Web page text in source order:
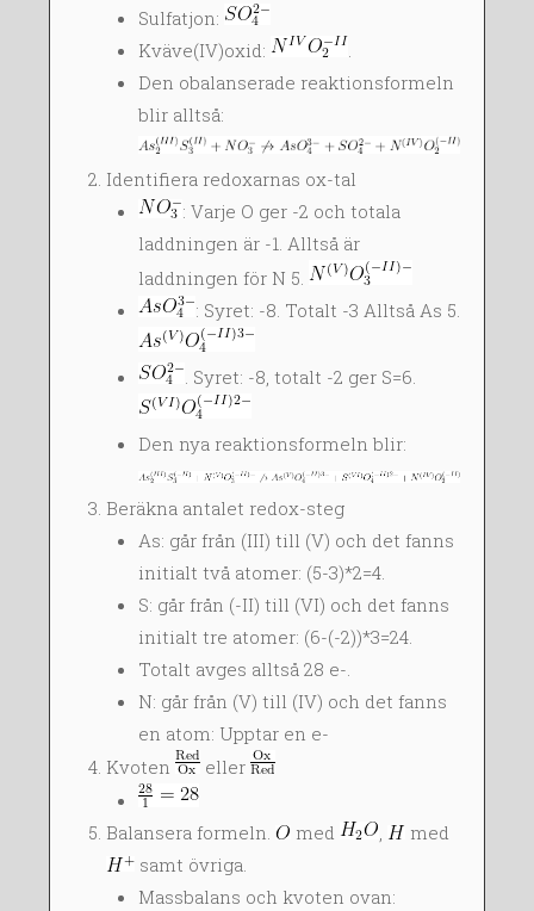
Sulfatjon:
Kväve(IV)oxid:
.
Den obalanserade reaktionsformeln
blir alltså:
Identifiera redoxarnas ox-tal
: Varje O ger -2 och totala
laddningen är -1. Alltså är
laddningen för N 5.
: Syret: -8. Totalt -3 Alltså As 5.
. Syret: -8, totalt -2 ger S=6.
Den nya reaktionsformeln blir:
Beräkna antalet redox-steg
As: går från (III) till (V) och det fanns
initialt två atomer: (5-3)*2=4.
S: går från (-II) till (VI) och det fanns
initialt tre atomer: (6-(-2))*3=24.
Totalt avges alltså 28 e-.
N: går från (V) till (IV) och det fanns
en atom: Upptar en e-
Kvoten
eller
Balansera formeln. med ,
med
samt övriga.
Massbalans och kvoten ovan: